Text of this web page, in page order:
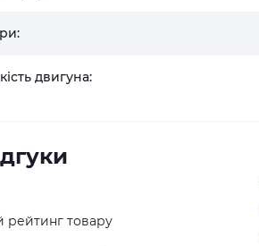
двигуна:
рейтинг товару